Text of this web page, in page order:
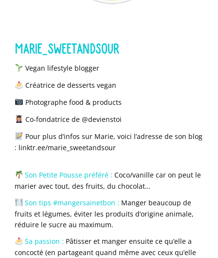
MARIE_SWEETANDSOUR
Vegan lifestyle blogger
Créatrice de desserts vegan
Photographe food & products
Co-fondatrice de@devienstoi
Pour plus d’infos sur Marie, voici l’adresse de son blog
: linktr.ee/marie_sweetandsour
Son Petite Pousse préféré : Coco/vanille car on peut le
marier avec tout, des fruits, du chocolat…
Son tips #mangersainetbon : Manger beaucoup de
fruits et légumes, éviter les produits d’origine animale,
réduire le sucre au maximum.
Sa passion : Pâtisser et manger ensuite ce qu’elle a
concocté (en partageant quand même avec ceux qu’elle